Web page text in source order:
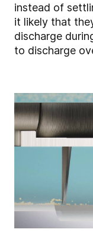
instead of
it likely that
discharge
to discharge